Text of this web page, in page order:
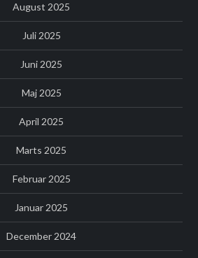
August 2025
Juli 2025
Juni 2025
Maj 2025
April 2025
Marts 2025
Februar 2025
Januar 2025
December 2024